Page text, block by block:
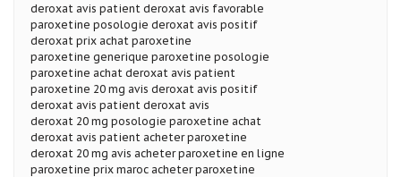
deroxat avis patient deroxat avis favorable
paroxetine posologie deroxat avis positif
deroxat prix achat paroxetine
paroxetine generique paroxetine posologie
paroxetine achat deroxat avis patient
paroxetine 20 mg avis deroxat avis positif
deroxat avis patient deroxat avis
deroxat 20 mg posologie paroxetine achat
deroxat avis patient acheter paroxetine
deroxat 20 mg avis acheter paroxetine en ligne
paroxetine prix maroc acheter paroxetine